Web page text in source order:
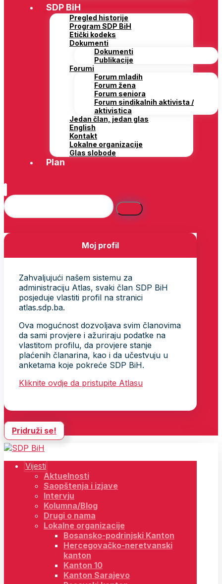
SDP BiH
Pregled historije
Program SDP BiH
Etički kodeks
Dokumenti
Dokumenti
Publikacije
Forumi
Forum mladih
Forum žena
Forum seniora
Forum sindikalnih aktivista /
aktivistica
Jedan član, jedan glas
English
Kontakt
Lokalne organizacije
Glas slobode
Plan
Moj profil
Zahvaljujući našem sistemu za
administraciju Atlas, svaki član SDP BiH
posjeduje vlastiti profil na stranici
atlas.sdp.ba.
Ova mogućnost dozvoljava svim članovima
da sami provjere i ažuriraju podatke na
vlastitom profilu, da provjere stanje
plaćenih članarina, kao i da učestvuju u
anketama koje pokreće SDP BiH.
Kliknite ovdje da pristupite Atlasu
Pridruži se!
Vijesti
Aktuelnosti
Saopštenja i izjave
Intervju
Kolumna/Blog
Drugi o nama
Lokalne organizacije
Bosansko-podrinjski Kanton
Hercegovačko-neretvanski
kanton
Kanton 10
Kanton Sarajevo